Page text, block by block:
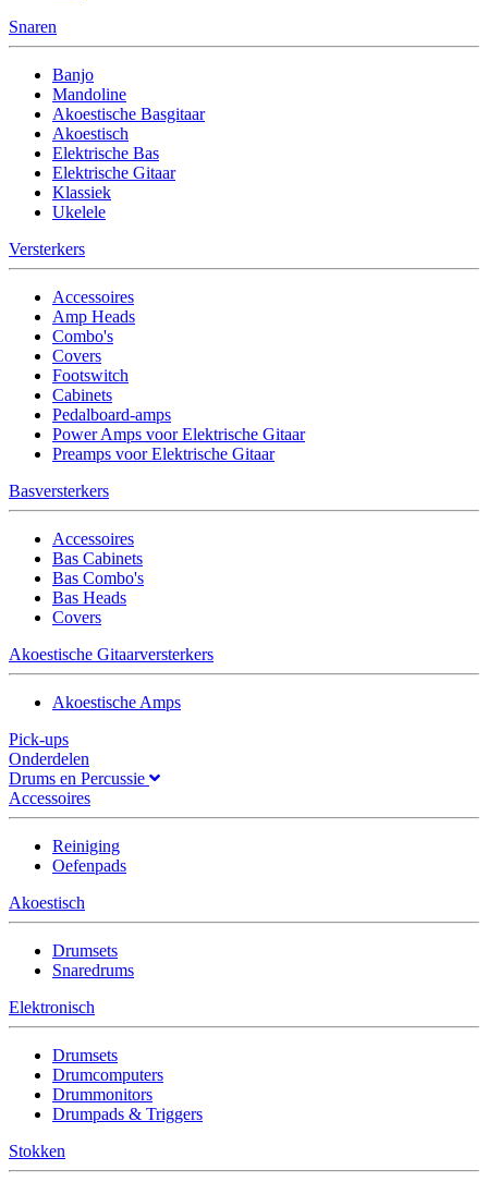
Snaren
Banjo
Mandoline
Akoestische Basgitaar
Akoestisch
Elektrische Bas
Elektrische Gitaar
Klassiek
Ukelele
Versterkers
Accessoires
Amp Heads
Combo's
Covers
Footswitch
Cabinets
Pedalboard-amps
Power Amps voor Elektrische Gitaar
Preamps voor Elektrische Gitaar
Basversterkers
Accessoires
Bas Cabinets
Bas Combo's
Bas Heads
Covers
Akoestische Gitaarversterkers
Akoestische Amps
Pick-ups
Onderdelen
Drums en Percussie
Accessoires
Reiniging
Oefenpads
Akoestisch
Drumsets
Snaredrums
Elektronisch
Drumsets
Drumcomputers
Drummonitors
Drumpads & Triggers
Stokken